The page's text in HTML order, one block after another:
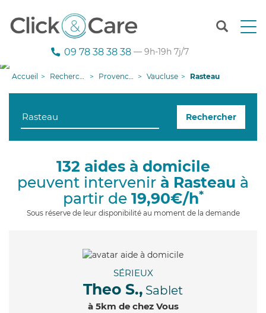
T
n
g
09 78 38 38 38 — 9h-19h 7j/7
Accueil Recherche aide à domicile Provence-Alpes-Côte d'Azur Vaucluse Rasteau
Rechercher
132 aides à domicile
peuvent intervenir à Rasteau à
partir de 19,90€/h*
Sous réserve de leur disponibilité au moment de la demande
SÉRIEUX
Theo S., Sablet
à 5km de chez Vous